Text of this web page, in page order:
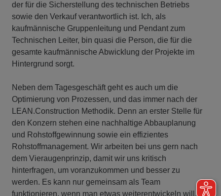
der für die Sicherstellung des technischen Betriebs
sowie den Verkauf verantwortlich ist. Ich, als
kaufmännische Gruppenleitung und Pendant zum
Technischen Leiter, bin quasi die Person, die für die
gesamte kaufmännische Abwicklung der Projekte im
Hintergrund sorgt.
Neben dem Tagesgeschäft geht es auch um die
Optimierung von Prozessen, und das immer nach der
LEAN.Construction Methodik. Denn an erster Stelle für
den Konzern stehen eine nachhaltige Abbauplanung
und Rohstoffgewinnung sowie ein effizientes
Rohstoffmanagement. Wir arbeiten bei uns gern nach
dem Vieraugenprinzip, damit wir uns kritisch
hinterfragen, um voranzukommen und besser zu
werden. Es kann nur gemeinsam als Team
funktionieren, wenn man etwas weiterentwickeln will.